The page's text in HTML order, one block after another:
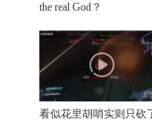
the real God？
看似花里胡哨实则只砍